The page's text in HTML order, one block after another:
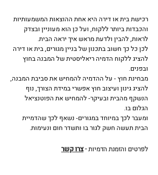
רכישת בית או דירה היא אחת ההוצאות המשמעותיות
והכבדות ביותר ללקוח, ועל כן הוא מעוניין ובצדק
לראות, להבין ולדעת מראש איך יראה הבית.
לכן כל כך חשוב בתכנון של בניין מגורים, בית או דירה
להציג ללקוח הדמיה ריאליסטית של המבנה בחוץ
ובפנים.
מבחינת חוץ - על ההדמיה להמחיש את סביבת המבנה,
להציג גינון ועיצוב חוץ אפשרי במידת הצורך, נוף
הנשקף מהבית ובעיקר- להמחיש את הפוטנציאל
הגלום בו.
ומעבר לכך במיוחד במגורים- נשאף לכך שהדמיית
הבית תעשה חשק לגור בו ותשדר חום ונעימות.
לפרטים והזמנת הדמיות -צרו קשר